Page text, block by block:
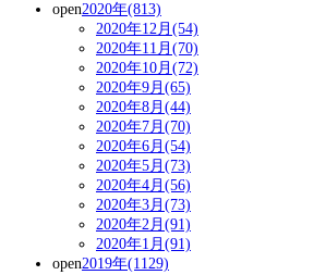
open2020年(813)
2020年12月(54)
2020年11月(70)
2020年10月(72)
2020年9月(65)
2020年8月(44)
2020年7月(70)
2020年6月(54)
2020年5月(73)
2020年4月(56)
2020年3月(73)
2020年2月(91)
2020年1月(91)
open2019年(1129)